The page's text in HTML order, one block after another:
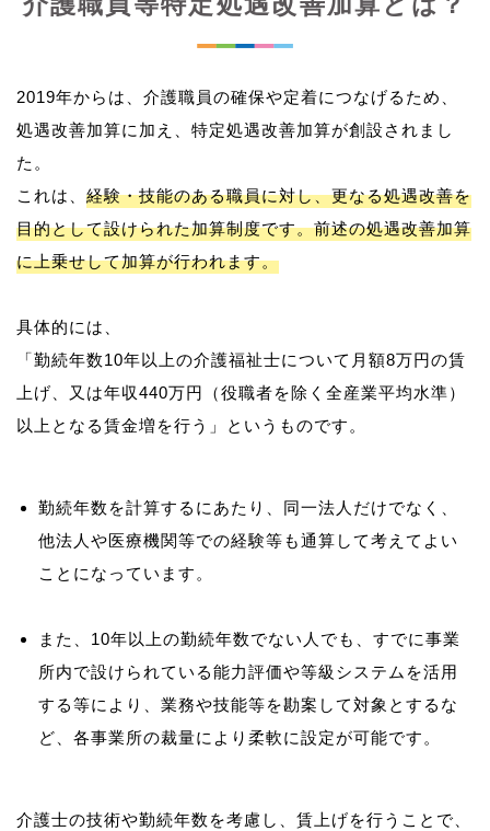
2019年からは、介護職員の確保や定着につなげるため、
処遇改善加算に加え、特定処遇改善加算が創設されまし
た。
これは、 経験・技能のある職員に対し、更なる処遇改善を
目的として設けられた加算制度です。前述の処遇改善加算
に上乗せして加算が行われます。
具体的には、
「勤続年数10年以上の介護福祉士について月額8万円の賃
上げ、又は年収440万円（役職者を除く全産業平均水準）
勤続年数を計算するにあたり、同一法人だけでなく、
他法人や医療機関等での経験等も通算して考えてよい
ことになっています。
また、10年以上の勤続年数でない人でも、すでに事業
所内で設けられている能力評価や等級システムを活用
する等により、業務や技能等を勘案して対象とするな
ど、各事業所の裁量により柔軟に設定が可能です。
介護士の技術や勤続年数を考慮し、賃上げを行うことで、